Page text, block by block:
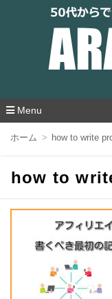
アラフィフエ
Menu
移
ホーム how to write
how to